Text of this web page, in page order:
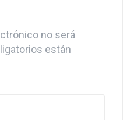
no será
están